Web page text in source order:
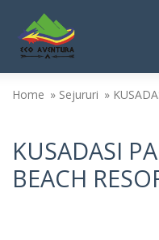
Home Sejururi
KUSADASI
BEACH